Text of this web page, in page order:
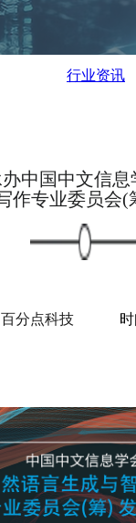
行业资讯
中国中文信
作专业委员会(
百分点科技 时